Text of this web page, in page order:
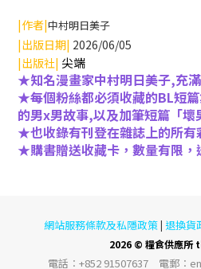
|作者|中村明日美子
|出版日期| 2026/06/05
|出版社| 尖端
★知名漫畫家中村明日美子,充
★每個粉絲都必須收藏的BL短
的男x男故事,以及加筆短篇「壞
★也收錄有刊登在雜誌上的所有
★購書贈送收藏卡，數量有限，
網站服務條款及私隱政策| 退換貨
2026 © 糧食供應
電話︰+852 91507637 電郵